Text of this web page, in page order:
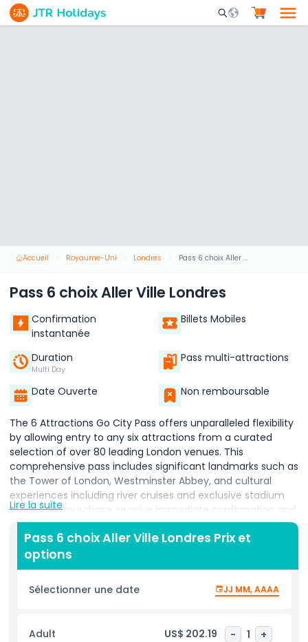
Mobile Search
Accueil Royaume-Uni Londres Pass 6 choix Aller Ville Londres
Pass 6 choix Aller Ville Londres
Confirmation
instantanée
Billets Mobiles
Duration
Multi Day
Pass multi-attractions
Date Ouverte Non remboursable
The 6 Attractions Go City Pass offers unparalleled flexibility
by allowing entry to any six attractions from a curated
selection of over 80 leading London venues. This
comprehensive pass includes significant landmarks such as
the Tower of London, Westminster Abbey, and cultural
experiences including river cruises and exclusive stadium
tours. Upon purchase, receive immediate confirmation and
a digital pass for effortless entry via your mobile device.
Valid for a full 365 days from the date of purchase, it suits
both planned and spontaneous itineraries. The pass
accommodates children aged 5-15, with specific infant
policies applied per attraction. Note that re-entry is not
permitted once you leave a venue, and opening times can
option is ideal for travelers seeking extensive, customizable
Lire la suite
Pass 6 choix Aller Ville Londres Prix et
options
Sélectionner une date JJ MM, AAAA
Adult US$ 202.19 - 1 +